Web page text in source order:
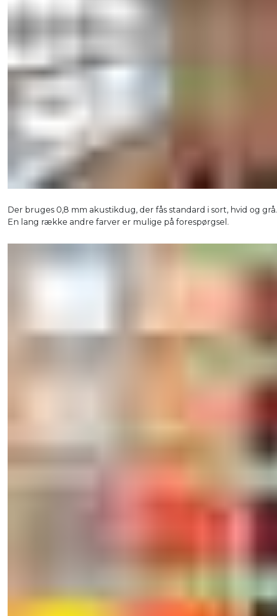
Der bruges 0,8 mm akustikdug, der fås standard i sort, hvid og grå.
En lang række andre farver er mulige på forespørgsel.